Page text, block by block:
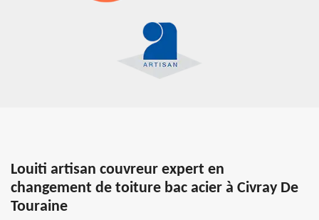
Louiti artisan couvreur expert en
changement de toiture bac acier à Civray De
Touraine